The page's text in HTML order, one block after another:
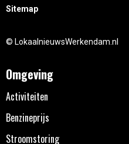
Sitemap
© LokaalnieuwsWerkendam.nl
Omgeving
Activiteiten
Benzineprijs
Stroomstoring